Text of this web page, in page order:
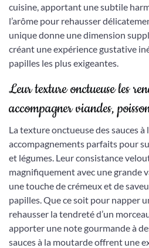
cuisine, apportant une subtile
l’arôme pour rehausser
unique donne une dimension
créant une expérience gustative
papilles les plus exigeantes.
Leur texture onctueuse les
accompagner viandes,
La texture onctueuse des sauces
accompagnements parfaits pour
et légumes. Leur consistance
magnifiquement avec une grande
une touche de crémeux et de
papilles. Que ce soit pour napper
rehausser la tendreté d’un
apporter une note gourmande à
sauces à la moutarde offrent une